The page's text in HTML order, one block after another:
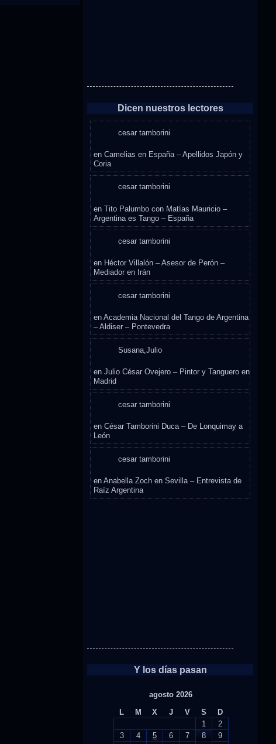
Dicen nuestros lectores
cesar tamborini
enCamelias en España – Apellidos Japón y
Coria
cesar tamborini
enTito Palumbo con Matías Mauricio –
Argentina es Tango – España
cesar tamborini
en Héctor Villalón – Asesor de Perón –
Mediador en Irán
cesar tamborini
enAcademia Nacional del Tango de Argentina
– Aldiser – Pontevedra
Susana,Julio
enJulio César Ovejero – Pintor y Tanguero en
Madrid
cesar tamborini
enCésar Tamborini Duca – De Lonquimay a
León
cesar tamborini
enAnabella Zoch en Sevilla – Entrevista de
Raíz Argentina
Y los días pasan
agosto 2026
L
M X J V S
D
1
2
3
4 5 6 7 8
9